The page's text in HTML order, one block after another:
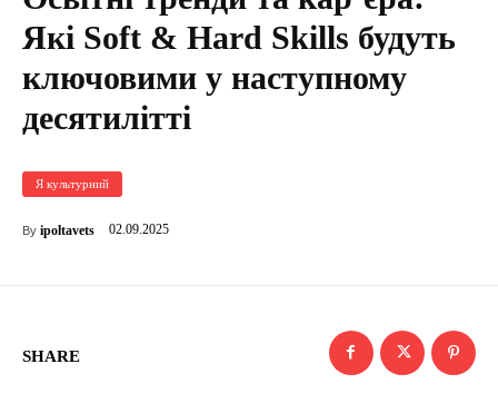
Які Soft & Hard Skills будуть
ключовими у наступному
десятилітті
Я культурний
By ipoltavets 02.09.2025
SHARE